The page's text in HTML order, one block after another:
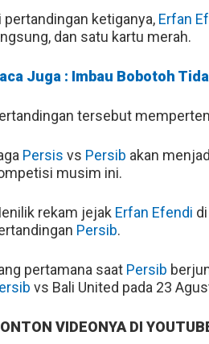
pertandingan ketiganya, Erfan
dan satu kartu merah.
Juga : Imbau Bobotoh
tersebut
Persis vs Persib akan
musim ini.
rekam jejak Erfan Efendi
Persib.
pertamana saat Persib
vs Bali United pada 23
VIDEONYA DI